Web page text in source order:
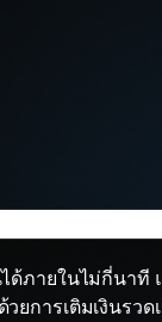
ได้ภายในไม่กี่นา
ยการเติมเงินรวด